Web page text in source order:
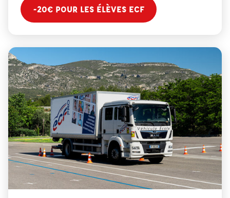
-20€ POUR LES ÉLÈVES ECF